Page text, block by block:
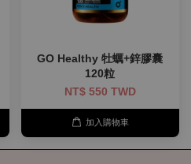
GO Healthy 牡蠣+鋅膠囊
120粒
NT$ 550 TWD
加入購物車